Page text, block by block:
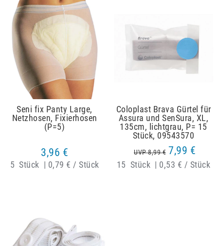
Seni fix Panty Large,
Netzhosen, Fixierhosen
(P=5)
3,96 €
5 Stück | 0,79 € / Stück
Coloplast Brava Gürtel für
Assura und SenSura, XL,
135cm, lichtgrau, P= 15
Stück, 09543570
UVP 8,99 € 7,99 €
15 Stück | 0,53 € / Stück